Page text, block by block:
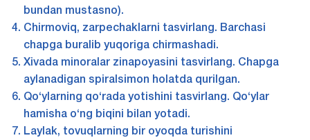
bundan mustasno).
Chirmoviq, zarpechaklarni tasvirlang. Barchasi
chapga buralib yuqoriga chirmashadi.
Xivаda minoralar zinapoyasini tasvirlang. Chapga
aylanadigan spiralsimon holatda qurilgan.
Qo‘ylarning qo‘rada yotishini tasvirlang. Qo‘ylar
hamisha o‘ng biqini bilan yotadi.
Laylak, tovuqlarning bir oyoqda turishini